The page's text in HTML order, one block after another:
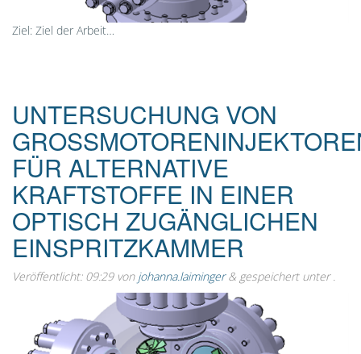
Ziel: Ziel der Arbeit…
UNTERSUCHUNG VON
GROSSMOTORENINJEKTOREN
ÜR ALTERNATIVE K
RAFTSTOFFE IN EINER O
PTISCH ZUGÄNGLICHEN E
INSPRITZKAMMER
Veröffentlicht: 09:29von johanna.laiminger & gespeichert unter .